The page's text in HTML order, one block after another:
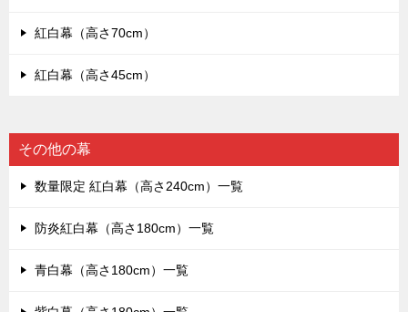
紅白幕（高さ70cm）
紅白幕（高さ45cm）
その他の幕
数量限定 紅白幕（高さ240cm）一覧
防炎紅白幕（高さ180cm）一覧
青白幕（高さ180cm）一覧